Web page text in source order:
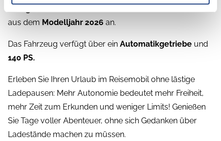
aus dem Modelljahr 2026 an.
Das Fahrzeug verfügt über ein Automatikgetriebe und
140 PS.
Erleben Sie Ihren Urlaub im Reisemobil ohne lästige
Ladepausen: Mehr Autonomie bedeutet mehr Freiheit,
mehr Zeit zum Erkunden und weniger Limits! Genießen
Sie Tage voller Abenteuer, ohne sich Gedanken über
Ladestände machen zu müssen.